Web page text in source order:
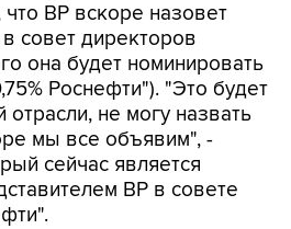
ВР вскоре назовет
совет директоров
она будет номинировать
Роснефти"). "Это будет
не могу назвать
мы все объявим", -
сейчас является
ВР в совете